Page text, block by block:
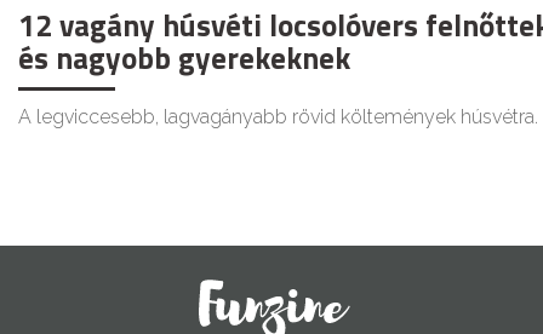
12 vagány húsvéti locsolóvers
és nagyobb gyerekeknek
A legviccesebb, lagvagányabb rövid költemények húsvétra.